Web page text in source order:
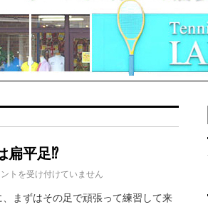
扁平足⁉︎
トを受け付けていません
まずはその足で頑張って練習して来